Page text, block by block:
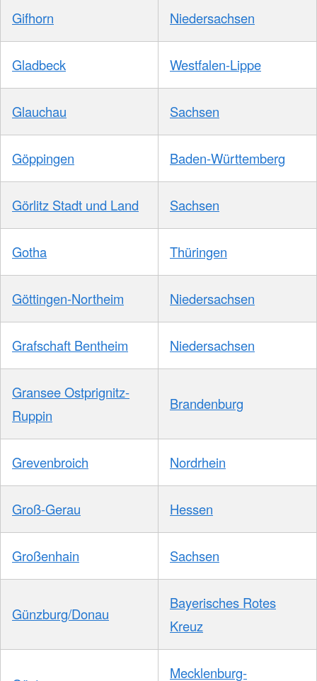
Gifhorn Niedersachsen
Gladbeck Westfalen-Lippe
Glauchau Sachsen
Göppingen Baden-Württemberg
Görlitz Stadt und Land Sachsen
Gotha Thüringen
Göttingen-Northeim Niedersachsen
Grafschaft Bentheim Niedersachsen
Gransee Ostprignitz-
Ruppin
Brandenburg
Grevenbroich Nordrhein
Groß-Gerau Hessen
Großenhain Sachsen
Günzburg/Donau
Bayerisches Rotes
Kreuz
Mecklenburg-